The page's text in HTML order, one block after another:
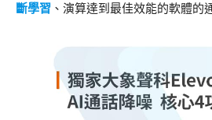
斷學習 、演算達到最佳效能的軟體的